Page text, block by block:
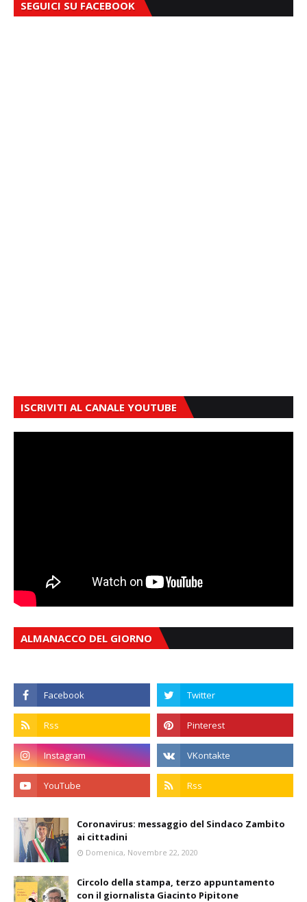
SEGUICI SU FACEBOOK
ISCRIVITI AL CANALE YOUTUBE
ALMANACCO DEL GIORNO
Coronavirus: messaggio del Sindaco Zambito
ai cittadini
Domenica, Novembre 22, 2020
Circolo della stampa, terzo appuntamento
con il giornalista Giacinto Pipitone